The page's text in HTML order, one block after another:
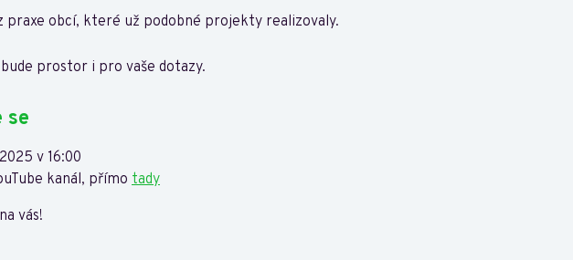
praxe obcí, které už podobné projekty realizovaly.
prostor i pro vaše dotazy.
se
2025 v 16:00
kanál, přímo tady
vás!